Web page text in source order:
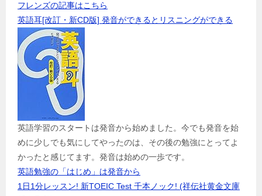
フレンズの記事はこちら
英語耳[改訂・新CD版] 発音ができるとリスニングができる
英語学習のスタートは発音から始めました。今でも発音を始
めに少しでも気にしてやったのは、その後の勉強にとってよ
かったと感じてます。発音は始めの一歩です。
英語勉強の「はじめ」は発音から
1日1分レッスン! 新TOEIC Test 千本ノック! (祥伝社黄金文庫